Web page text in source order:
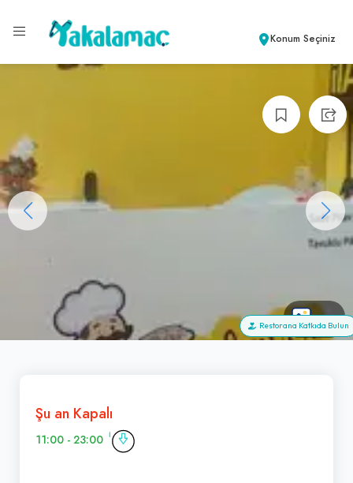
Konum Seçiniz
+13
Restorana Katkıda Bulun
Şu an Kapalı
11:00 - 23:00